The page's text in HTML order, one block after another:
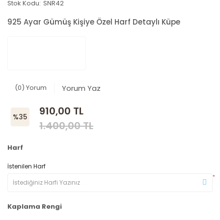
Stok Kodu: SNR42
925 Ayar Gümüş Kişiye Özel Harf Detaylı Küpe
(0) Yorum Yorum Yaz
%35
910,00 TL
1.400,00 TL
Harf
İstenilen Harf
*
Kaplama Rengi